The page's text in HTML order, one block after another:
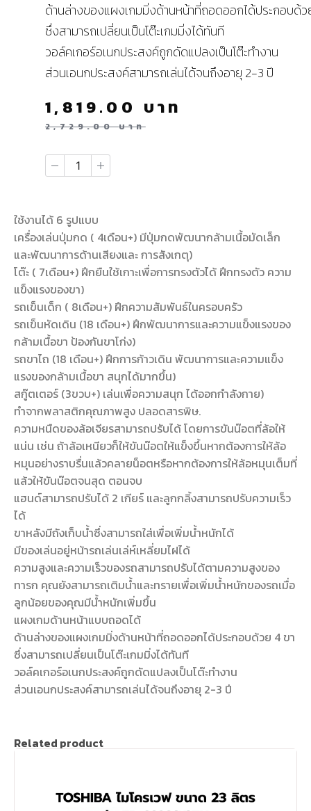
ด้านล่างของแผงเกมมิ่งด้านหน้าที่ถอดออกได้ประกอบด้ว
ซึ่งสามารถเปลี่ยนเป็นโต๊ะเกมมิ่งได้ทันที
วอล์คเกอร์อเนกประสงค์ถูกดัดแปลงเป็นโต๊ะทำงาน
ส่วนเอนกประสงค์สามารถเล่นได้จนถึงอายุ 2-3 ปี
2,729.00บาท
1,819.00 บาท
ใช้งานได้ 6 รูปแบบ
เครื่องเล่นปุ่มกด ( 4เดือน+) มีปุ่มกดพัฒนากล้ามเนื้อมัดเล็ก
และพัฒนาการด้านเสียงและ การสังเกตุ)
โต๊ะ ( 7เดือน+) ฝึกยืนใช้เกาะเพื่อการทรงตัวได้ ฝึกทรงตัว ความ
แข็งแรงของขา)
รถเข็นเด็ก ( 8เดือน+) ฝึกความสัมพันธ์ในครอบครัว
รถเข็นหัดเดิน (18 เดือน+) ฝึกพัฒนาการและความแข็งแรงของ
กล้ามเนื้อขา ป้องกันขาโก่ง)
รถขาไถ (18 เดือน+) ฝึกการก้าวเดิน พัฒนาการและความแข็ง
แรงของกล้ามเนื้อขา สนุกได้มากขึ้น)
สกู๊ตเตอร์ (3ขวบ+) เล่นเพื่อความสนุก ได้ออกกำลังกาย)
ทำจากพลาสติกคุณภาพสูง ปลอดสารพิษ.
ความหนืดของล้อเจียรสามารถปรับได้ โดยการขันน๊อตที่ล้อให้
แน่น เช่น ถ้าล้อเหนียวก็ให้ขันน๊อตให้แข็งขึ้นหากต้องการให้ล้อ
หมุนอย่างราบรื่นแล้วคลายน็อตหรือหากต้องการให้ล้อหมุนเต็มที่
แล้วให้ขันน๊อตจนสุด ตอนจบ
แฮนด์สามารถปรับได้ 2 เกียร์ และลูกกลิ้งสามารถปรับความเร็ว
ได้
ขาหลังมีถังเก็บน้ำซึ่งสามารถใส่เพื่อเพิ่มน้ำหนักได้
มีของเล่นอยู่หน้ารถเล่นเล่ห์เหลี่ยมไฝได้
ความสูงและความเร็วของรถสามารถปรับได้ตามความสูงของ
ทารก คุณยังสามารถเติมน้ำและทรายเพื่อเพิ่มน้ำหนักของรถเมื่อ
ลูกน้อยของคุณมีน้ำหนักเพิ่มขึ้น
แผงเกมด้านหน้าแบบถอดได้
ด้านล่างของแผงเกมมิ่งด้านหน้าที่ถอดออกได้ประกอบด้วย 4 ขา
ซึ่งสามารถเปลี่ยนเป็นโต๊ะเกมมิ่งได้ทันที
วอล์คเกอร์อเนกประสงค์ถูกดัดแปลงเป็นโต๊ะทำงาน
ส่วนเอนกประสงค์สามารถเล่นได้จนถึงอายุ 2-3 ปี
Related product